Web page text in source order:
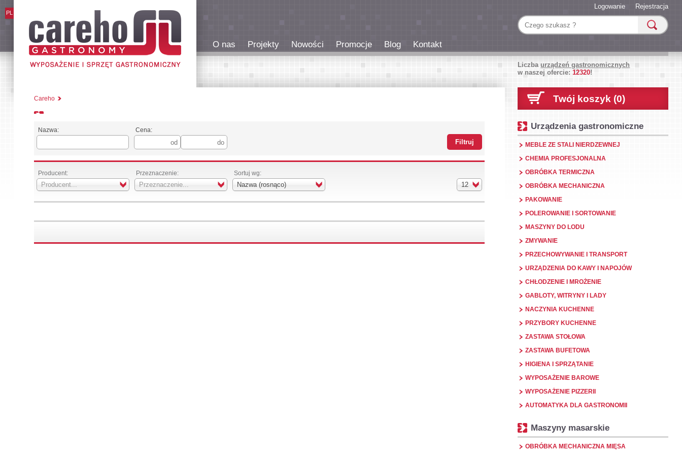
PL
Rejestracja
Logowanie
O nas Projekty Nowości Promocje Blog Kontakt
Liczbaurządzeń gastronomicznych
w naszej ofercie:12320!
Careho
Nazwa: Cena:
Producent:
Producent...
Przeznaczenie:
Przeznaczenie...
Sortuj wg:
Nazwa (rosnąco) 12
Twój koszyk (0)
Urządzenia gastronomiczne
MEBLE ZE STALI NIERDZEWNEJ
CHEMIA PROFESJONALNA
OBRÓBKA TERMICZNA
OBRÓBKA MECHANICZNA
PAKOWANIE
POLEROWANIE I SORTOWANIE
MASZYNY DO LODU
ZMYWANIE
PRZECHOWYWANIE I TRANSPORT
URZĄDZENIA DO KAWY I NAPOJÓW
CHŁODZENIE I MROŻENIE
GABLOTY, WITRYNY I LADY
NACZYNIA KUCHENNE
PRZYBORY KUCHENNE
ZASTAWA STOŁOWA
ZASTAWA BUFETOWA
HIGIENA I SPRZĄTANIE
WYPOSAŻENIE BAROWE
WYPOSAŻENIE PIZZERII
AUTOMATYKA DLA GASTRONOMII
Maszyny masarskie
OBRÓBKA MECHANICZNA MIĘSA